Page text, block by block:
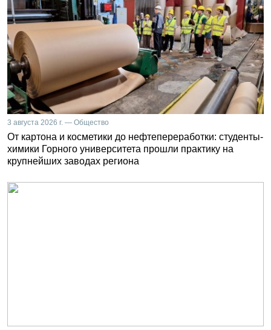
3 августа 2026 г. — Общество
От картона и косметики до нефтепереработки: студенты-
химики Горного университета прошли практику на
крупнейших заводах региона